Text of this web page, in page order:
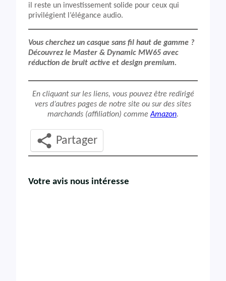
il reste un investissement solide pour ceux qui
privilégient l’élégance audio.
Vous cherchez un casque sans fil haut de gamme ?
Découvrez le Master & Dynamic MW65 avec
réduction de bruit active et design premium.
En cliquant sur les liens, vous pouvez être redirigé
vers d’autres pages de notre site ou sur des sites
marchands (affiliation) commeAmazon.
Partager
Votre avis nous intéresse